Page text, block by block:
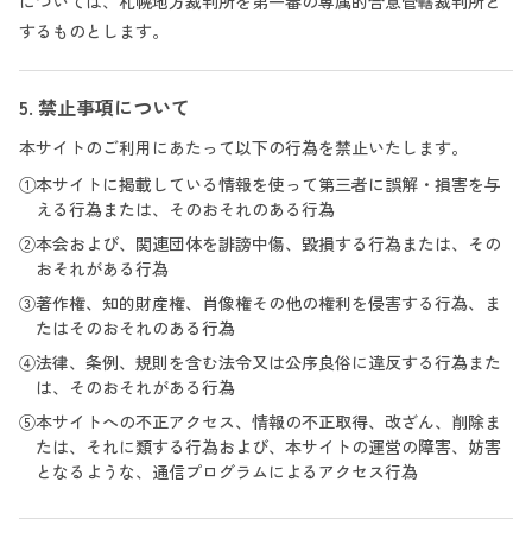
するものとします。
5. 禁止事項について
本サイトのご利用にあたって以下の行為を禁止いたします。
①本サイトに掲載している情報を使って第三者に誤解・損害を与
える行為または、そのおそれのある行為
②本会および、関連団体を誹謗中傷、毀損する行為または、その
おそれがある行為
③著作権、知的財産権、肖像権その他の権利を侵害する行為、ま
たはそのおそれのある行為
④法律、条例、規則を含む法令又は公序良俗に違反する行為また
は、そのおそれがある行為
⑤本サイトへの不正アクセス、情報の不正取得、改ざん、削除ま
たは、それに類する行為および、本サイトの運営の障害、妨害
となるような、通信プログラムによるアクセス行為